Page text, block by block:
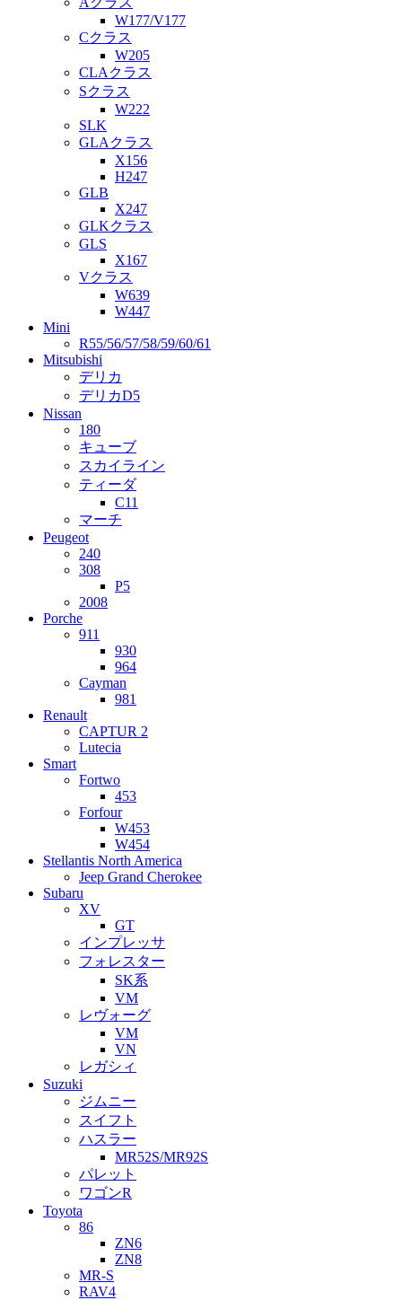
W177/V177
Cクラス
W205
CLAクラス
Sクラス
W222
SLK
GLAクラス
X156
H247
GLB
X247
GLKクラス
GLS
X167
Vクラス
W639
W447
Mini
R55/56/57/58/59/60/61
Mitsubishi
デリカ
デリカD5
Nissan
180
キューブ
スカイライン
ティーダ
C11
マーチ
Peugeot
240
308
P5
2008
Porche
911
930
964
Cayman
981
Renault
CAPTUR 2
Lutecia
Smart
Fortwo
453
Forfour
W453
W454
Stellantis North America
Jeep Grand Cherokee
Subaru
XV
GT
インプレッサ
フォレスター
SK系
VM
レヴォーグ
VM
VN
レガシィ
Suzuki
ジムニー
スイフト
ハスラー
MR52S/MR92S
パレット
ワゴンR
Toyota
86
ZN6
ZN8
MR-S
RAV4